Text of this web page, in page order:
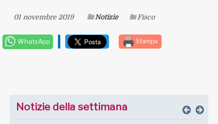
01 novembre 2019 Notizie Fisco
WhatsApp Stampa
Notizie della settimana